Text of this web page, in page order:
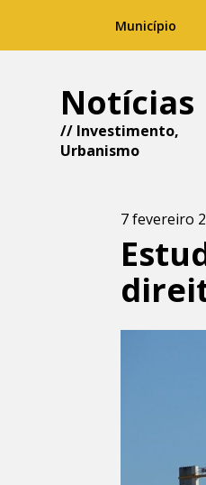
Município
Notícias
// Investimento,
Urbanismo
7 fevereiro